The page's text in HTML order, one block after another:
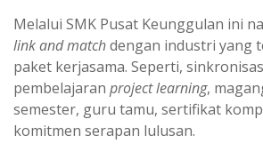
Melalui SMK Pusat Keunggulan ini
link and matchdengan industri yang
paket kerjasama. Seperti,
pembelajaran project learning,
semester, guru tamu, sertifikat
komitmen serapan lulusan.